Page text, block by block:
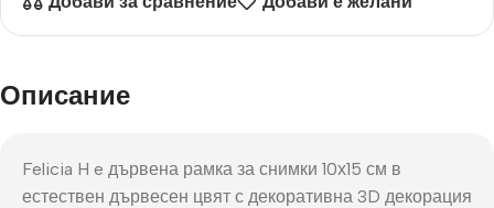
Описание
Felicia H e дървена рамка за снимки 10х15 см в
естествен дървесен цвят с декоративна 3D декорация